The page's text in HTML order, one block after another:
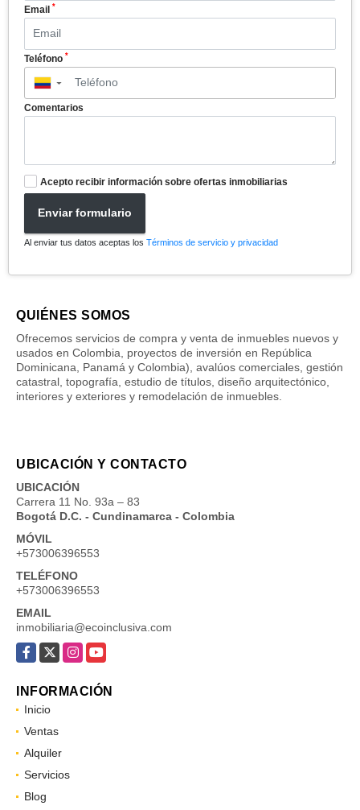
Email *
Teléfono *
▼
Comentarios
Acepto recibir información sobre ofertas inmobiliarias
Enviar formulario
Al enviar tus datos aceptas los Términos de servicio y privacidad
QUIÉNES SOMOS
Ofrecemos servicios de compra y venta de inmuebles nuevos y
usados en Colombia, proyectos de inversión en República
Dominicana, Panamá y Colombia), avalúos comerciales, gestión
catastral, topografía, estudio de títulos, diseño arquitectónico,
interiores y exteriores y remodelación de inmuebles.
UBICACIÓN Y CONTACTO
UBICACIÓN
Carrera 11 No. 93a – 83
Bogotá D.C. - Cundinamarca - Colombia
MÓVIL
+573006396553
TELÉFONO
+573006396553
EMAIL
inmobiliaria@ecoinclusiva.com
Facebook
X InstagramYouTube
INFORMACIÓN
Inicio
Ventas
Alquiler
Servicios
Blog